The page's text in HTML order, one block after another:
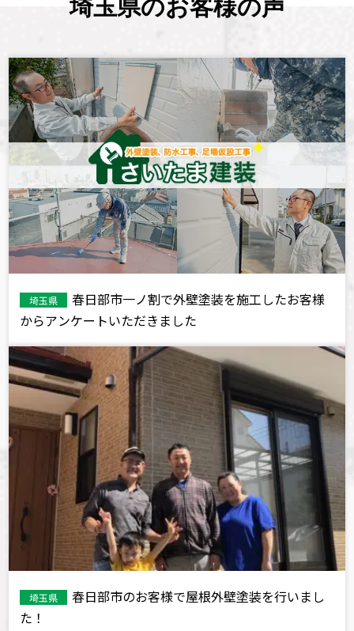
埼玉県のお客様の声
埼玉県
春日部市一ノ割で外壁塗装を施工したお客様
からアンケートいただきました
埼玉県
春日部市のお客様で屋根外壁塗装を行いまし
た！